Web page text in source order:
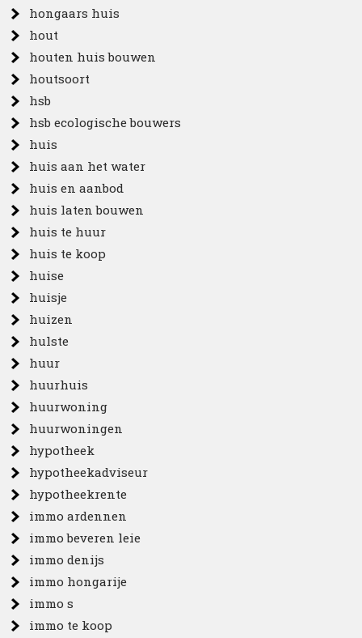
hongaars huis
hout
houten huis bouwen
houtsoort
hsb
hsb ecologische bouwers
huis
huis aan het water
huis en aanbod
huis laten bouwen
huis te huur
huis te koop
huise
huisje
huizen
hulste
huur
huurhuis
huurwoning
huurwoningen
hypotheek
hypotheekadviseur
hypotheekrente
immo ardennen
immo beveren leie
immo denijs
immo hongarije
immo s
immo te koop